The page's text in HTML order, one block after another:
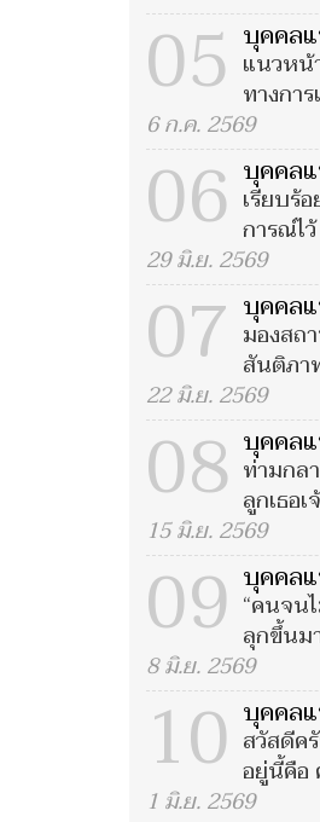
05 บุคคล
แนวหน้
ทางกา
6 ก.ค. 2569
06 บุคคล
เรียบร้
การณ์ไ
29 มิ.ย. 2569
07 บุคคล
มองสถ
สันติภา
22 มิ.ย. 2569
08 บุคคล
ท่ามกล
ลูกเธอ
15 มิ.ย. 2569
09 บุคคล
“คนจน
ลุกขึ้นม
8 มิ.ย. 2569
10 บุคคล
สวัสดีค
อยู่นี้คือ
1 มิ.ย. 2569